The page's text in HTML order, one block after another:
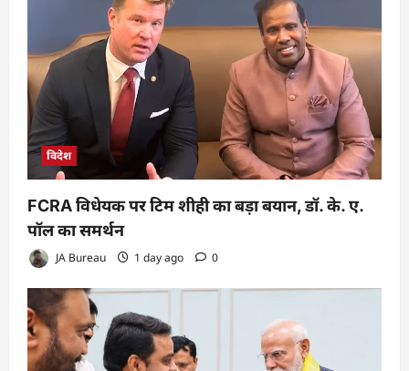
विदेश
FCRA विधेयक पर टिम शीही का बड़ा बयान, डॉ. के. ए.
पॉल का समर्थन
JA Bureau 1 day ago 0